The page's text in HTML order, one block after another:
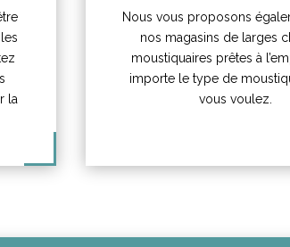
la
Nous vous proposons
nos magasins de larges
moustiquaires prêtes à
importe le type de
vous voulez.